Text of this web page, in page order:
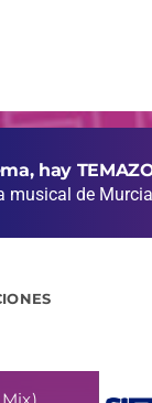
hay
musical de